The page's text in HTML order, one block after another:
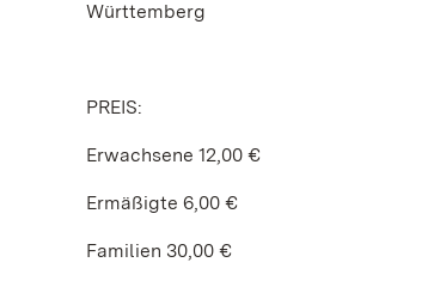
Württemberg
PREIS:
Erwachsene 12,00 €
Ermäßigte 6,00 €
Familien 30,00 €